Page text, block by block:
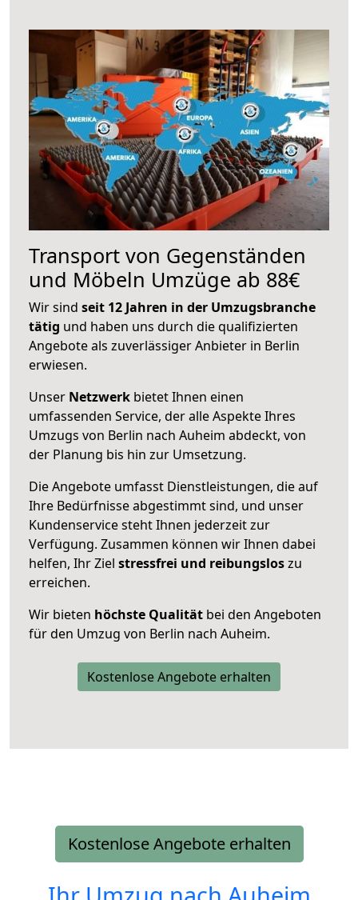
Transport von Gegenständen
und Möbeln Umzüge ab 88€
Wir sind seit 12 Jahren in der Umzugsbranche
tätig und haben uns durch die qualifizierten
Angebote als zuverlässiger Anbieter in Berlin
erwiesen.
Unser Netzwerk bietet Ihnen einen
umfassenden Service, der alle Aspekte Ihres
Umzugs von Berlin nach Auheim abdeckt, von
der Planung bis hin zur Umsetzung.
Die Angebote umfasst Dienstleistungen, die auf
Ihre Bedürfnisse abgestimmt sind, und unser
Kundenservice steht Ihnen jederzeit zur
Verfügung. Zusammen können wir Ihnen dabei
helfen, Ihr Ziel stressfrei und reibungsloszu
erreichen.
Wir bieten höchste Qualität bei den Angeboten
für den Umzug von Berlin nach Auheim.
Kostenlose Angebote erhalten
Kostenlose Angebote erhalten